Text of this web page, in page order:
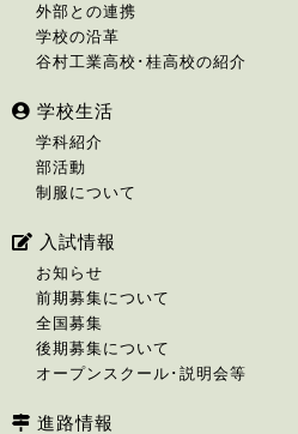
外部との連携
学校の沿革
谷村工業高校･桂高校の紹介
学校生活
学科紹介
部活動
制服について
入試情報
お知らせ
前期募集について
全国募集
後期募集について
オープンスクール･説明会等
進路情報